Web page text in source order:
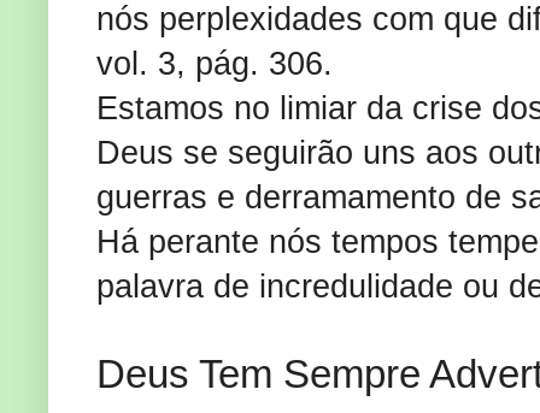
nós perplexidades com que
vol. 3, pág. 306.
Estamos no limiar da crise
Deus se seguirão uns aos
guerras e derramamento de
Há perante nós tempos
palavra de incredulidade ou
Deus Tem Sempre